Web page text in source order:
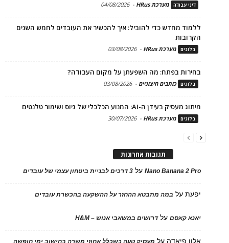
דיני עבודה מערכת HRus -
04/08/2026
ללמוד מחדש כדי להוביל: איך להכשיר את העובדים לחמש השנים
הקרובות
בלוגים מערכת HRus -
03/08/2026
בחירות בפתח: מה השפעתן על מקום העבודה?
בלוגים כותבים חיצוניים -
03/08/2026
מיתוג מעסיק בעידן ה-AI: המנוע הכלכלי של גיוס ושימור טלנטים
בלוגים מערכת HRus -
30/07/2026
תגובות אחרונות
Nano Banana 2 Proעל 3 דרכים לבניית ביטחון עצמי של עובדים
יפעתעל במה מתבטא ההחזר על ההשקעה בהכשרת עובדים
יאנא קאסםעלדרושים במשאבי אנוש – H&M
אלון פיאדה על מעסיק טעה כשכלל אחוזי משרה בחישוב ימי חופשה